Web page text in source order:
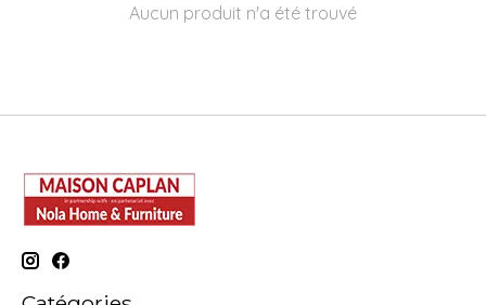
Aucun produit n'a été trouvé